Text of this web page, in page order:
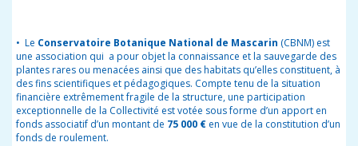
• Le Conservatoire Botanique National de Mascarin (CBNM) est
une association qui a pour objet la connaissance et la sauvegarde des
plantes rares ou menacées ainsi que des habitats qu’elles constituent, à
des fins scientifiques et pédagogiques. Compte tenu de la situation
financière extrêmement fragile de la structure, une participation
exceptionnelle de la Collectivité est votée sous forme d’un apport en
fonds associatif d’un montant de 75 000 € en vue de la constitution d’un
fonds de roulement.